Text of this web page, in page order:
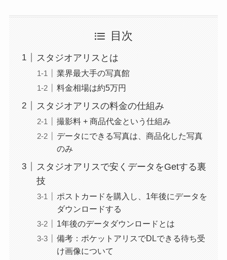
目次
スタジオアリスとは
業界最大手の写真館
料金相場は約5万円
スタジオアリスの料金の仕組み
撮影料 + 商品代金という仕組み
データにできる写真は、商品化した写真
のみ
スタジオアリスで安くデータをGetする裏
技
ポストカードを購入し、1年後にデータを
ダウンロードする
1年後のデータダウンロードとは
備考：ポケットアリスでDLできる待ち受
け画像について